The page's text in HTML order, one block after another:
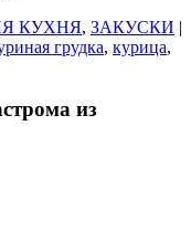
КУХНЯ, ЗАКУСКИ |
грудка, курица,
из